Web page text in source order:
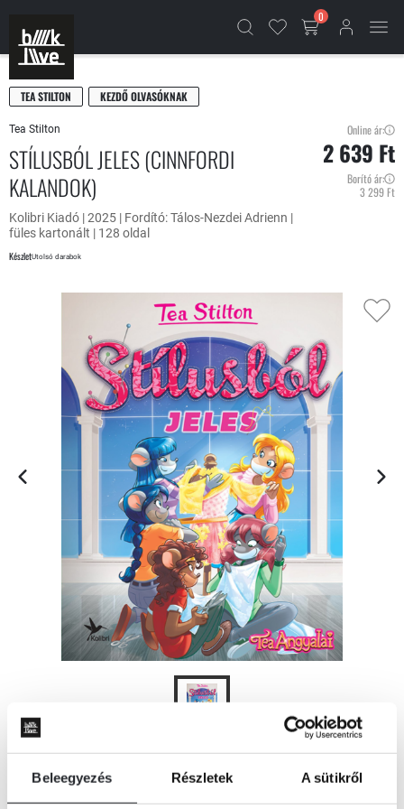
Beleegyezés Részletek A sütikről
0
TEA STILTON KEZDŐ OLVASÓKNAK
Tea Stilton
STÍLUSBÓL JELES (CINNFORDI
KALANDOK)
Kolibri Kiadó | 2025 | Fordító: Tálos-Nezdei Adrienn |
füles kartonált | 128 oldal
KészletUtolsó darabok
Online ár:
2 639 Ft
Borító ár:
3 299 Ft
KOSÁRBA